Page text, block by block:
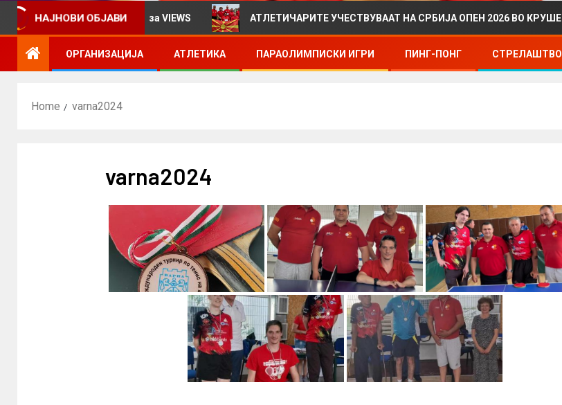
НАЈНОВИ ОБЈАВИ
билтен за VIEWS АТЛЕТИЧАРИТЕ УЧЕСТВУВААТ НА СРБИЈА ОПЕН 2026 ВО КРУШЕВАЦ
ОРГАНИЗАЦИЈА АТЛЕТИКА ПАРАОЛИМПИСКИ ИГРИ ПИНГ-ПОНГ СТРЕЛАШТВО
Home varna2024
varna2024